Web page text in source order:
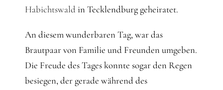
Habichtswaldin Tecklendburg geheiratet.
An diesem wunderbaren Tag, war das
Brautpaar von Familie und Freunden umgeben.
Die Freude des Tages konnte sogar den Regen
besiegen, der gerade während des